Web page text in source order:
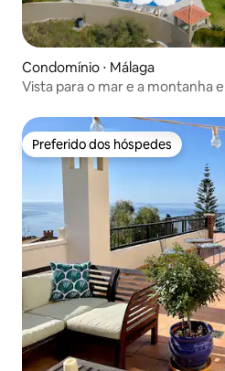
Condomínio ⋅ Málaga
Vista para o mar e a montanha
Preferido dos hóspedes
Preferido dos hóspedes